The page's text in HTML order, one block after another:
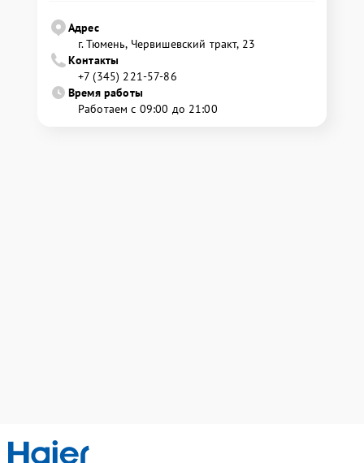
Адрес
г. Тюмень, ​Червишевский тракт, 23
Контакты
+7 (345) 221-57-86
Время работы
Работаем с 09:00 до 21:00